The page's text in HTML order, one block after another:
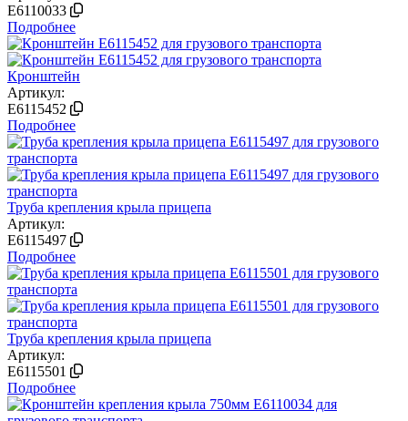
E6110033
Подробнее
Кронштейн
Артикул:
E6115452
Подробнее
Труба крепления крыла прицепа
Артикул:
E6115497
Подробнее
Труба крепления крыла прицепа
Артикул:
E6115501
Подробнее